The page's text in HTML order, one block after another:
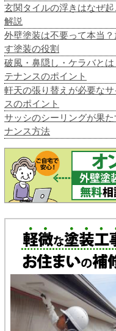
玄関タイルの浮きはなぜ
解説
外壁塗装は不要って本当
す塗装の役割
破風・鼻隠し・ケラバと
テナンスのポイント
軒天の張り替えが必要な
スのポイント
サッシのシーリングが果
ナンス方法